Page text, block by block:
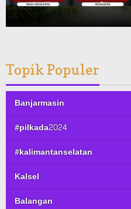
Topik Populer
Banjarmasin
#pilkada2024
#kalimantanselatan
Kalsel
Balangan